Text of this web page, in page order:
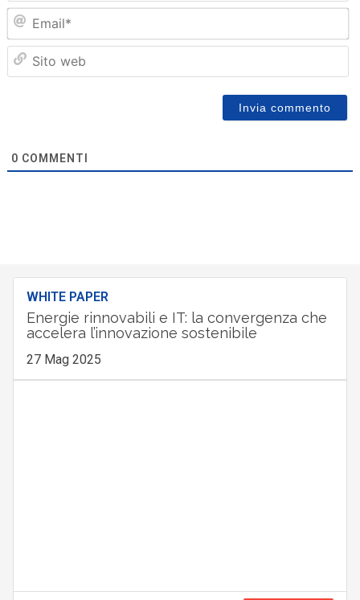
0 COMMENTI
WHITE PAPER
Energie rinnovabili e IT: la convergenza che
accelera l’innovazione sostenibile
27 Mag 2025